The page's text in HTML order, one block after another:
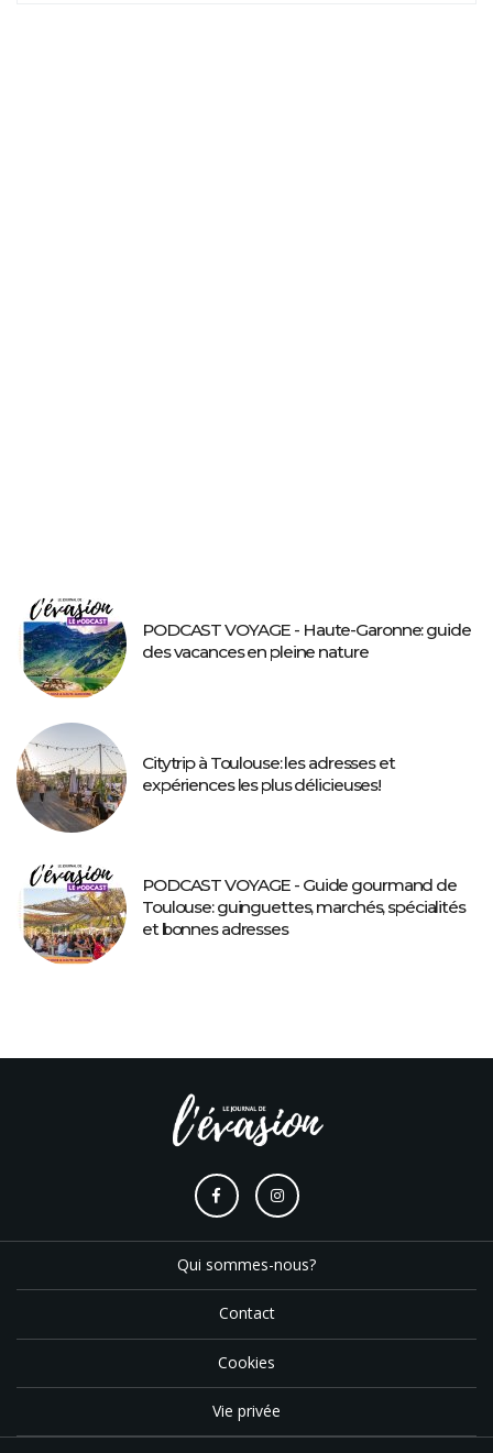
PODCAST VOYAGE - Haute-Garonne: guide
des vacances en pleine nature
Citytrip à Toulouse: les adresses et
expériences les plus délicieuses!
PODCAST VOYAGE - Guide gourmand de
Toulouse: guinguettes, marchés, spécialités
et bonnes adresses
Qui sommes-nous?
Contact
Cookies
Vie privée